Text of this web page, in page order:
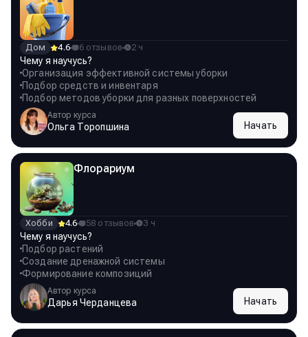
Дом 4.6 6 отзывов 2 ч
Чему я научусь?
Организация эффективной системы уборки
Подбор средств и инвентаря
Подбор методов уборки для разных поверхностей
Автор курса
Ольга Торопшина Начать
Флорариум
Хобби 4.6 58 отзывов 3 ч
Чему я научусь?
Подбор растений
Создание дренажной системы
Формирование композиций
Автор курса
Дарья Черданцева Начать